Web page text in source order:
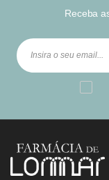
Receba